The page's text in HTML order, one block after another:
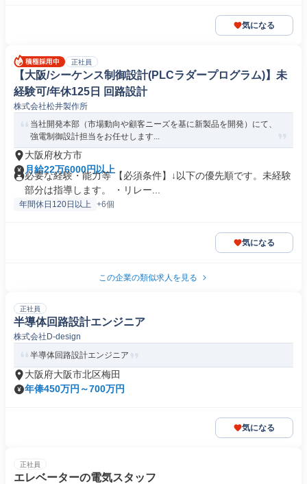
気になる
正社員
【大阪/シーケンス制御設計(PLCラダープログラム)】未
経験可/年休125日 回路設計
株式会社松井製作所
当社開発本部（市場動向や顧客ニーズを基に新製品を開発）にて、
強電制御設計担当をお任せします...
大阪府枚方市
月給22万6000円以上
必要な経験・能力等 【必須条件】↓以下の優先順です。未経験
部分は指導します。 ・リレー...
年間休日120日以上 +6個
気になる
この企業の類似求人を見る
正社員
半導体回路設計エンジニア
株式会社D-design
半導体回路設計エンジニア
大阪府大阪市北区梅田
年俸450万円～700万円
気になる
正社員
エレベーターの電気スタッフ